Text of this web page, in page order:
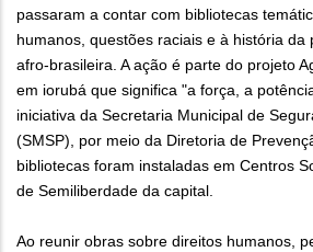
passaram a contar com bibliotecas
humanos, questões raciais e à história da
afro-brasileira. A ação é parte do projeto
em iorubá que significa "a força, a
iniciativa da Secretaria Municipal de
(SMSP), por meio da Diretoria de
bibliotecas foram instaladas em Centros
de Semiliberdade da capital.
Ao reunir obras sobre direitos humanos,